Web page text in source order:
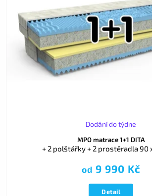
MPO matrace 1+1 DITA
+ 2 polštářky + 2 prostěradla 90
Dodání do týdne
od 9 990 Kč
Detail